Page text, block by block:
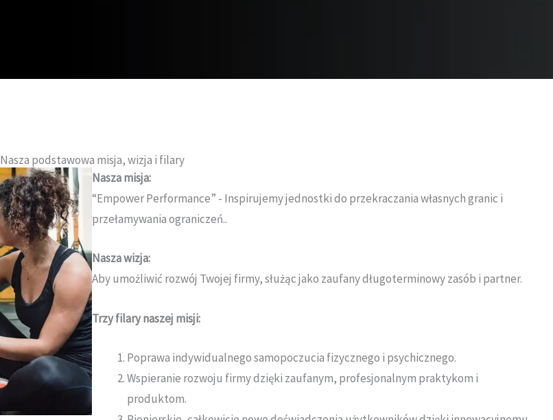
Nasza podstawowa misja, wizja i filary
Nasza misja:
“Empower Performance” - Inspirujemy jednostki do przekraczania własnych granic i
przełamywania ograniczeń..
Nasza wizja:
Aby umożliwić rozwój Twojej firmy, służąc jako zaufany długoterminowy zasób i partner.
Trzy filary naszej misji:
Poprawa indywidualnego samopoczucia fizycznego i psychicznego.
Wspieranie rozwoju firmy dzięki zaufanym, profesjonalnym praktykom i
produktom.